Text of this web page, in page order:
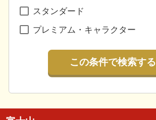
スタンダード
プレミアム・キャラクター
この条件で検索する